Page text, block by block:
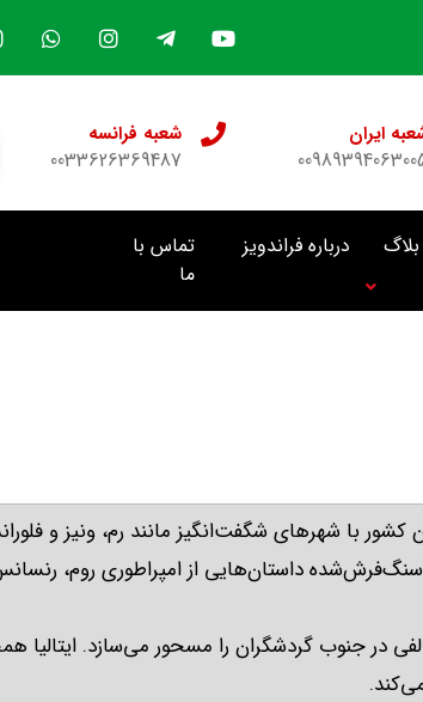
ایران شعبه فرانسه
0033626369487
بلاگ درباره فراندویز
تماس با
ما
کشور با شهرهای شگفت‌انگیز مانند رم، ونیز و
سنگ‌فرش‌شده داستان‌هایی از امپراطوری روم،
در جنوب گردشگران را مسحور می‌سازد. ایتالیا
.